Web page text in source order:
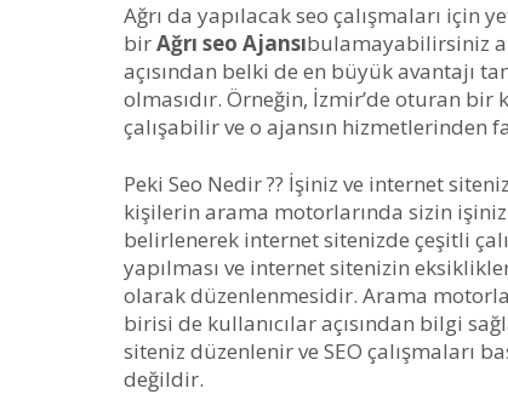
Ağrı da yapılacak seo çalışmaları için
birAğrı seo Ajansıbulamayabilirsiniz
açısından belki de en büyük avantajı
olmasıdır. Örneğin, İzmir’de oturan bir
çalışabilir ve o ajansın hizmetlerinden
Peki Seo Nedir ?? İşiniz ve internet
kişilerin arama motorlarında sizin
belirlenerek internet sitenizde çeşitli
yapılması ve internet sitenizin
olarak düzenlenmesidir. Arama
birisi de kullanıcılar açısından bilgi
siteniz düzenlenir ve SEO çalışmaları
değildir.